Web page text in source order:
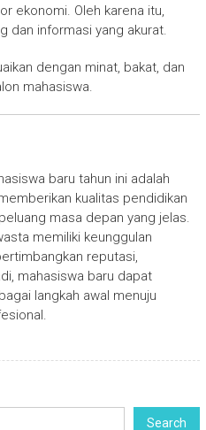
ekonomi. Oleh karena itu,
dan informasi yang akurat.
dengan minat, bakat, dan
mahasiswa.
baru tahun ini adalah
kualitas pendidikan
masa depan yang jelas.
memiliki keunggulan
reputasi,
mahasiswa baru dapat
langkah awal menuju
Search